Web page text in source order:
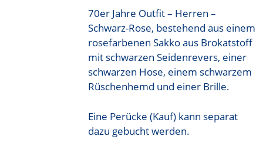
70er Jahre Outfit – Herren –
Schwarz-Rose, bestehend aus einem
rosefarbenen Sakko aus Brokatstoff
mit schwarzen Seidenrevers, einer
schwarzen Hose, einem schwarzem
Rüschenhemd und einer Brille.
Eine Perücke (Kauf) kann separat
dazu gebucht werden.